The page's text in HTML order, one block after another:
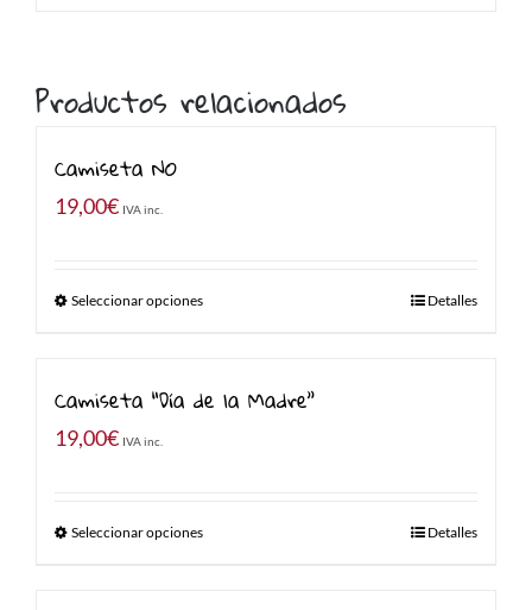
Productos relacionados
Camiseta NO
19,00€ IVA inc.
Seleccionar opciones Detalles
Camiseta “Día de la Madre”
19,00€ IVA inc.
Seleccionar opciones Detalles